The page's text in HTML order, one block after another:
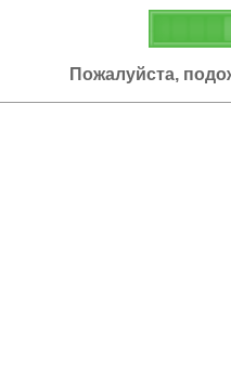
Пожалуйста,